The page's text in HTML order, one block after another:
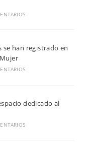
se han registrado en
dedicado al